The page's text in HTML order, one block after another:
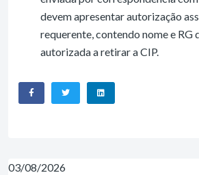
devem apresentar autorização
requerente, contendo nome e RG
autorizada a retirar a CIP.
03/08/2026